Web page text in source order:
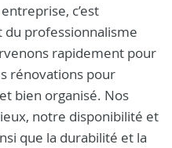
c’est
professionnalisme
rapidement pour
rénovations pour
bien organisé. Nos
notre disponibilité et
que la durabilité et la